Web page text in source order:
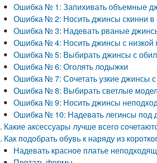
Ошибка № 1: Запихивать объемные
Ошибка № 2: Носить джинсы скинни в
Ошибка № 3: Надевать рваные
Ошибка № 4: Носить джинсы с низкой
Ошибка № 5: Выбирать джинсы с
Ошибка № 6: Оголять лодыжки
Ошибка № 7: Сочетать узкие джинсы
Ошибка № 8: Выбирать светлые
Ошибка № 9: Носить джинсы
Ошибка № 10: Надевать легинсы под
Какие аксессуары лучше всего
Как подобрать обувь к наряду из
Надевать красное платье